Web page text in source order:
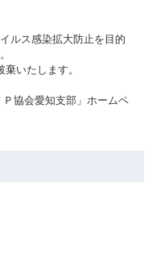
ルス感染拡大防止を目的
いたします。
協会愛知支部」ホームペ